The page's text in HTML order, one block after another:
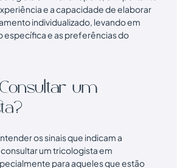
e a capacidade de elaborar
individualizado, levando em
específica e as preferências do
um
os sinais que indicam a
um tricologista em
para aqueles que estão